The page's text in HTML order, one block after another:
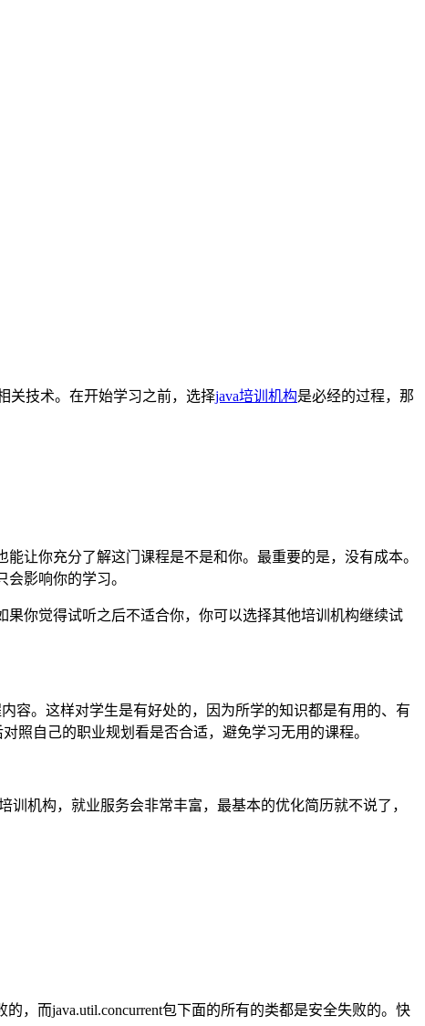
关技术。在开始学习之前，选择java培训机构是必经的过程，那
让你充分了解这门课程是不是和你。最重要的是，没有成本。
影响你的学习。
你觉得试听之后不适合你，你可以选择其他培训机构继续试
容。这样对学生是有好处的，因为所学的知识都是有用的、有
照自己的职业规划看是否合适，避免学习无用的课程。
机构，就业服务会非常丰富，最基本的优化简历就不说了，
，而java.util.concurrent包下面的所有的类都是安全失败的。快